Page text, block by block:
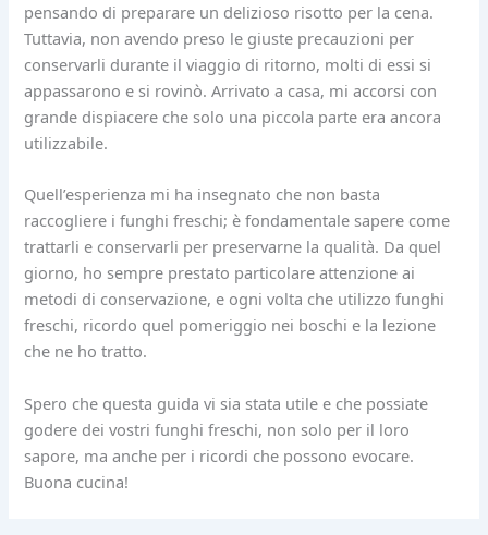
pensando di preparare un delizioso risotto per la cena.
Tuttavia, non avendo preso le giuste precauzioni per
conservarli durante il viaggio di ritorno, molti di essi si
appassarono e si rovinò. Arrivato a casa, mi accorsi con
grande dispiacere che solo una piccola parte era ancora
utilizzabile.
Quell’esperienza mi ha insegnato che non basta
raccogliere i funghi freschi; è fondamentale sapere come
trattarli e conservarli per preservarne la qualità. Da quel
giorno, ho sempre prestato particolare attenzione ai
metodi di conservazione, e ogni volta che utilizzo funghi
freschi, ricordo quel pomeriggio nei boschi e la lezione
che ne ho tratto.
Spero che questa guida vi sia stata utile e che possiate
godere dei vostri funghi freschi, non solo per il loro
sapore, ma anche per i ricordi che possono evocare.
Buona cucina!